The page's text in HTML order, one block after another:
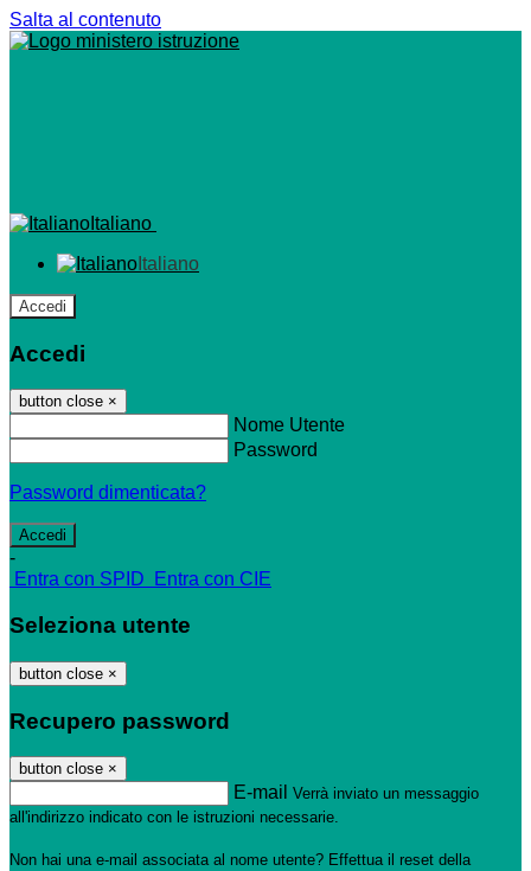
Salta al contenuto
Italiano
Italiano
Accedi
Accedi
button close ×
Nome Utente
Password
Password dimenticata?
-
Entra con SPID
Entra con CIE
Seleziona utente
button close ×
Recupero password
button close ×
E-mail Verrà inviato un messaggio
all'indirizzo indicato con le istruzioni necessarie.
Non hai una e-mail associata al nome utente? Effettua il reset della